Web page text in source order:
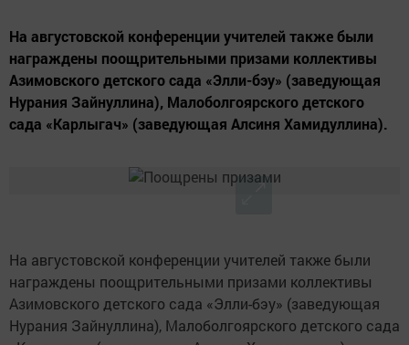
На августовской конференции учителей также были
награждены поощрительными призами коллективы
Азимовского детского сада «Элли-бэу» (заведующая
Нурания Зайнуллина), Малоболгоярского детского
сада «Карлыгач» (заведующая Алсиня Хамидуллина).
На августовской конференции учителей также были
награждены поощрительными призами коллективы
Азимовского детского сада «Элли-бэу» (заведующая
Нурания Зайнуллина), Малоболгоярского детского сада